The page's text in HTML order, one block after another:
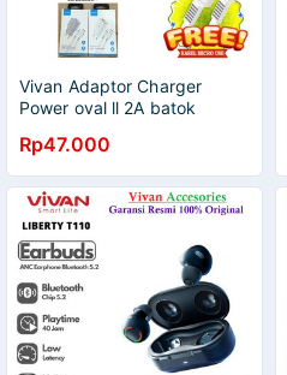
Vivan Adaptor Charger
Power oval ll 2A batok
Rp47.000